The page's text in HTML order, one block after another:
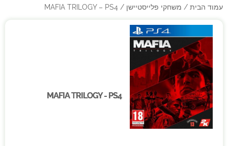
עמוד הבית / משחקי פלייסטיישן / MAFIA TRILOGY – PS4
MAFIA TRILOGY - PS4
MAFIA TRILOGY - PS4